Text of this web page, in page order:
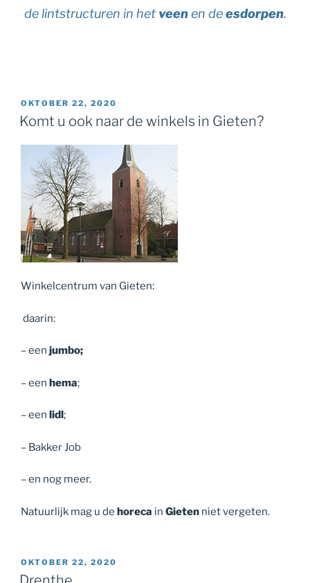
de lintstructuren in het veenen deesdorpen.
GEPLAATST
OP
OKTOBER 22, 2020
Komt u ook naar de winkels in Gieten?
Winkelcentrum van Gieten:
daarin:
– een jumbo;
– een hema;
– een lidl;
– Bakker Job
– en nog meer.
Natuurlijk mag u de horeca in Gieten niet vergeten.
GEPLAATST
OP
OKTOBER 22, 2020